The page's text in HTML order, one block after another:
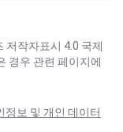
저작자표시 4.0 국제
경우 관련 페이지에
정보 및 개인 데이터